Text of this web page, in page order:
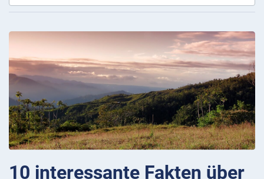
10 interessante Fakten über